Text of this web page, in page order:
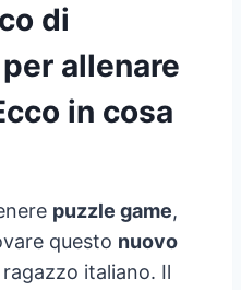
di
allenare
in cosa
puzzle game,
questo nuovo
italiano. Il